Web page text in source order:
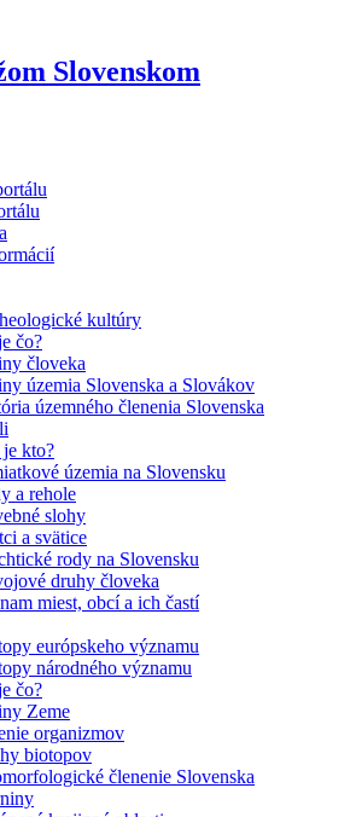
kultúry
čo?
človeka
územia Slovenska a Slovákov
územného členenia Slovenska
kto?
územia na Slovensku
a rehole
slohy
a svätice
rody na Slovensku
druhy človeka
miest, obcí a ich častí
európskeho významu
národného významu
čo?
Zeme
organizmov
biotopov
členenie Slovenska